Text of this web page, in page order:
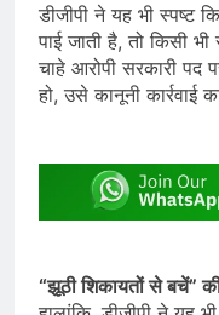
डीजीपी ने यह भी स्पष्ट
पाई जाती है, तो किसी भी
चाहे आरोपी सरकारी पद
हो, उसे कानूनी कार्रवाई
“झूठी शिकायतों से बचें”